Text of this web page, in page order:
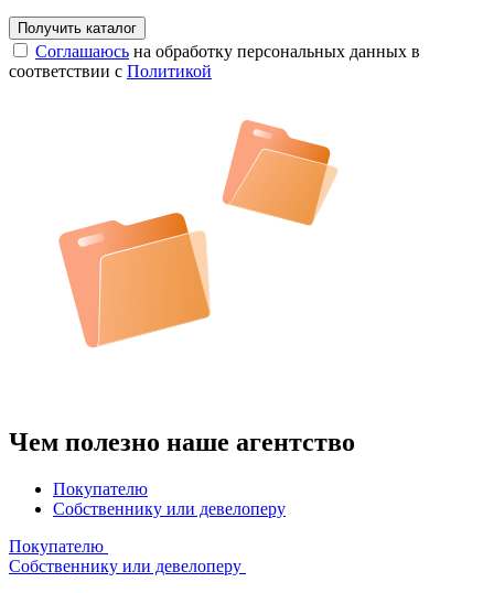
Соглашаюсь на обработку персональных данных в
соответствии с Политикой
Чем полезно наше агентство
Покупателю
Собственнику или девелоперу
Покупателю
Собственнику или девелоперу